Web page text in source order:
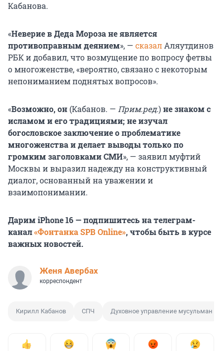
Кабанова.
«Неверие в Деда Мороза не является
противоправным деянием», — сказал Аляутдинов
РБК и добавил, что возмущение по вопросу фетвы
о многоженстве, «вероятно, связано с некоторым
непониманием поднятых вопросов».
«Возможно, он (Кабанов. — Прим.ред.)не знаком с
исламом и его традициями; не изучал
богословское заключение о проблематике
многоженства и делает выводы только по
громким заголовками СМИ», — заявил муфтий
Москвы и выразил надежду на конструктивный
диалог, основанный на уважении и
взаимопонимании.
Дарим iPhone 16 — подпишитесь на телеграм-
канал«Фонтанка SPB Online», чтобы быть в курсе
важных новостей.
Женя Авербах
корреспондент
Кирилл Кабанов СПЧ Духовное управление мусульман